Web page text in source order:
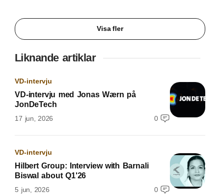
Visa fler
Liknande artiklar
VD-intervju
VD-intervju med Jonas Wærn på
JonDeTech
17 jun, 2026 0
VD-intervju
Hilbert Group: Interview with Barnali
Biswal about Q1'26
5 jun, 2026 0